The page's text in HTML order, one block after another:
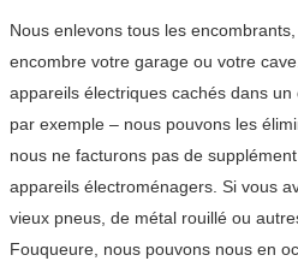
Nous enlevons tous les
encombre votre garage ou votre
appareils électriques cachés dans
par exemple – nous pouvons les
nous ne facturons pas de
appareils électroménagers. Si vous
vieux pneus, de métal rouillé ou
Fouqueure, nous pouvons nous en